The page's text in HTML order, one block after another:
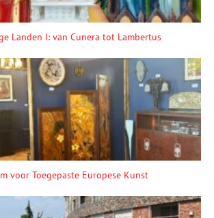
Landen I: van Cunera tot Lambertus
voor Toegepaste Europese Kunst